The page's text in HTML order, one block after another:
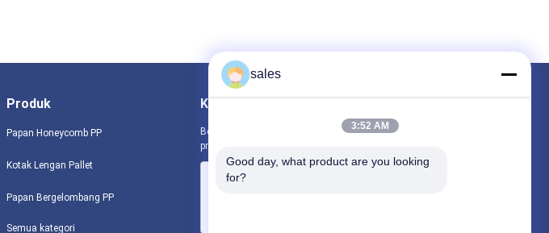
Produk
Papan Honeycomb PP
Kotak Lengan Pallet
Papan Bergelombang PP
Semua kategori
Kirimkan Kami
Beri tahu kami kebutuhan Anda. Kami akan menghubungkan
produk terbaik dengan Anda.
sales
3:52 AM
Good day, what product are you looking
for?